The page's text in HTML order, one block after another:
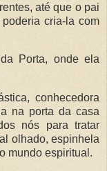
até que o pai
cria-la com
Porta, onde ela
conhecedora
na porta da casa
nós para tratar
olhado, espinhela
mundo espiritual.